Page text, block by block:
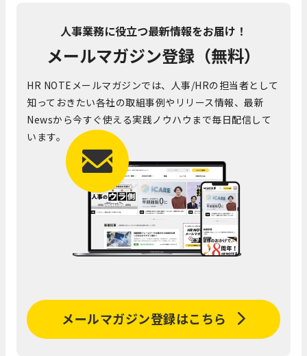
人事業務に役立つ最新情報をお届け！
メールマガジン登録（無料）
HR NOTEメールマガジンでは、人事/HRの担当者として
知っておきたい各社の取組事例やリリース情報、最新
Newsから今すぐ使える実践ノウハウまで毎日配信して
います。
メールマガジン登録はこちら